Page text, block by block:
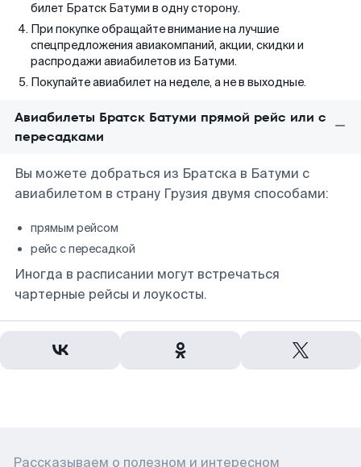
билет Братск Батуми в одну сторону.
При покупке обращайте внимание на лучшие
спецпредложения авиакомпаний, акции, скидки и
распродажи авиабилетов из Батуми.
Покупайте авиабилет на неделе, а не в выходные.
Авиабилеты Братск Батуми прямой рейс или с
пересадками
Вы можете добраться из Братска в Батуми с
авиабилетом в страну Грузия двумя способами:
прямым рейсом
рейс с пересадкой
Иногда в расписании могут встречаться
чартерные рейсы и лоукосты.
Рассказываем о полезном и интересном